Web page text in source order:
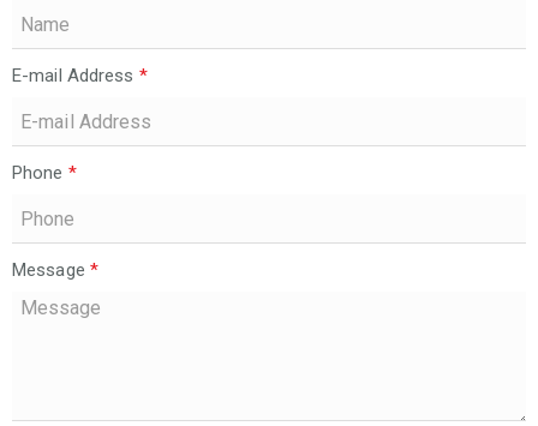
E-mail Address *
Phone *
Message *